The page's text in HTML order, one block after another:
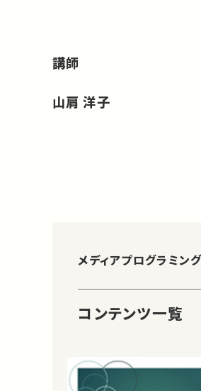
講師
山肩 洋子
メディアプログラミン
コンテンツ一覧